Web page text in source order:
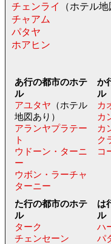
チェンライ
（ホテル
チャアム
パタヤ
ホアヒン
あ行の都市のホテ
ル
アユタヤ （ホテル
地図あり）
アランヤプラテー
ト
ウドーン・ターニ
ー
ウボン・ラーチャ
ターニー
か
ル
カ
カ
カ
ク
コ
た行の都市のホテ
ル
ターク
チェンセーン
は
ル
ハ
パ